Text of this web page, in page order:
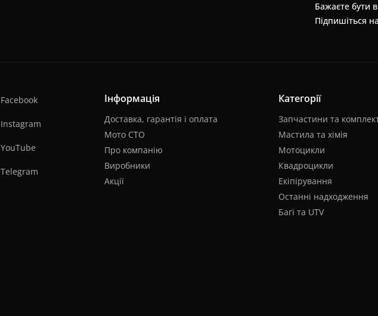
Бажаєте бути
Підпишіться
Facebook
Instagram
YouTube
Telegram
Інформація
Доставка, гарантія і оплата
Мото СТО
Про компанію
Виробники
Акції
Категорії
Запчастини та
Мастила та хімія
Мотоцикли
Квадроцикли
Екіпірування
Останні надходження
Багі та UTV